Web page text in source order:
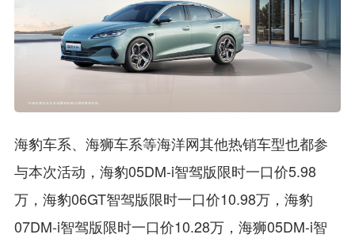
海豹车系、海狮车系等海洋网其他热销车型也都参
与本次活动，海豹05DM-i智驾版限时一口价5.98
万，海豹06GT智驾版限时一口价10.98万，海豹
07DM-i智驾版限时一口价10.28万，海狮05DM-i智